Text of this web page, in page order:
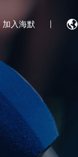
加入海默 